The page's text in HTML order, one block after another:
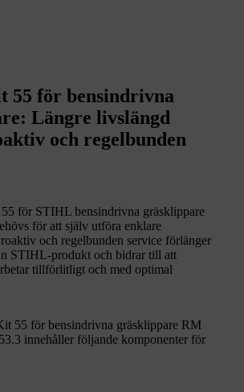
55 för bensindrivna
Längre livslängd
och regelbunden
för STIHL bensindrivna gräsklippare
för att själv utföra enklare
och regelbunden service förlänger
STIHL-produkt och bidrar till att
tillförlitligt och med optimal
55 för bensindrivna gräsklippare RM
innehåller följande komponenter för